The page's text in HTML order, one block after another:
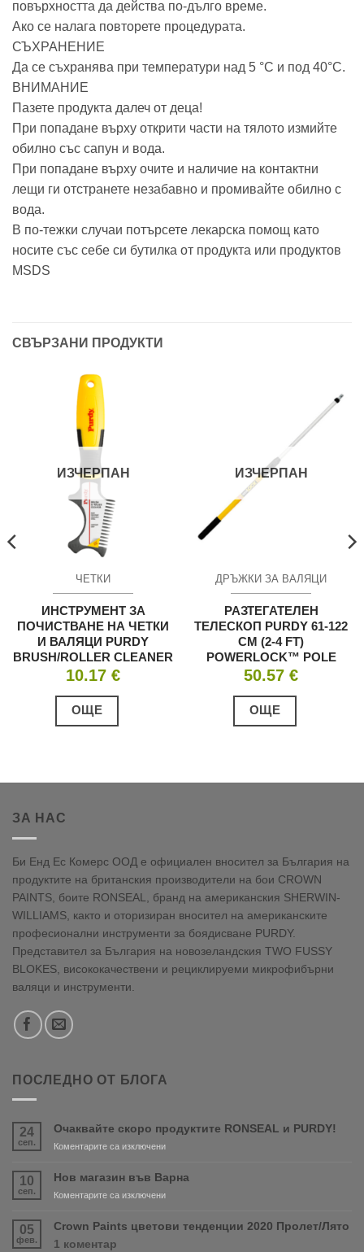
повърхността да действа по-дълго време.
Ако се налага повторете процедурата.
СЪХРАНЕНИЕ
Да се съхранява при температури над 5 °C и под 40°C.
ВНИМАНИЕ
Пазете продукта далеч от деца!
При попадане върху открити части на тялото измийте
обилно със сапун и вода.
При попадане върху очите и наличие на контактни
лещи ги отстранете незабавно и промивайте обилно с
вода.
В по-тежки случаи потърсете лекарска помощ като
носите със себе си бутилка от продукта или продуктов
MSDS
СВЪРЗАНИ ПРОДУКТИ
ИЗЧЕРПАН
ЧЕТКИ
ИНСТРУМЕНТ ЗА
ПОЧИСТВАНЕ НА ЧЕТКИ
И ВАЛЯЦИ PURDY
BRUSH/ROLLER CLEANER
10.17 €
ОЩЕ
ИЗЧЕРПАН
ДРЪЖКИ ЗА ВАЛЯЦИ
РАЗТЕГАТЕЛЕН
ТЕЛЕСКОП PURDY 61-122
CM (2-4 FT)
POWERLOCK™ POLE
50.57 €
ОЩЕ
ЗА НАС
Би Енд Ес Комерс ООД е официален вносител за България на
продуктите на британския производители на бои CROWN
PAINTS, боите RONSEAL, бранд на американския SHERWIN-
WILLIAMS, както и оторизиран вносител на американските
професионални инструменти за боядисване PURDY.
Представител за България на новозеландския TWO FUSSY
BLOKES, висококачествени и рециклируеми микрофибърни
валяци и инструменти.
ПОСЛЕДНО ОТ БЛОГА
24
сеп.
Очаквайте скоро продуктите RONSEAL и PURDY!
Коментарите са изключениза
RONSEAL
PURDY!
10
сеп.
Нов магазин във Варна
Коментарите са изключениза
05
фев.
Crown Paints цветови тенденции 2020 Пролет/Лято
1 коментар